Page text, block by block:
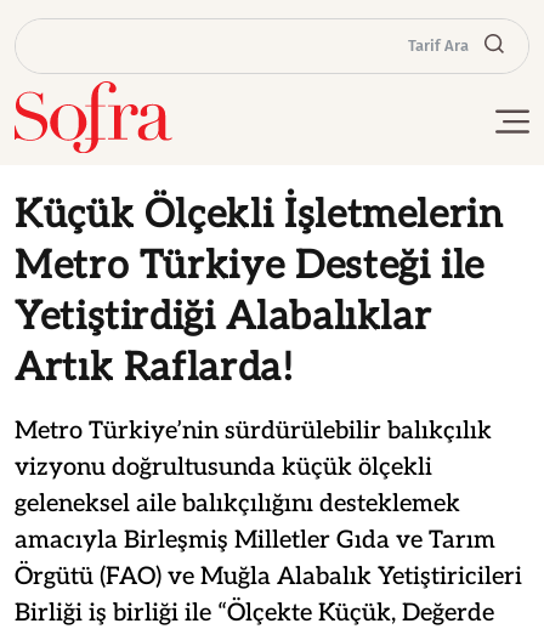
Tarif Ara
Küçük Ölçekli İşletmelerin
Metro Türkiye Desteği ile
Yetiştirdiği Alabalıklar
Artık Raflarda!
Metro Türkiye’nin sürdürülebilir balıkçılık
vizyonu doğrultusunda küçük ölçekli
geleneksel aile balıkçılığını desteklemek
amacıyla Birleşmiş Milletler Gıda ve Tarım
Örgütü (FAO) ve Muğla Alabalık Yetiştiricileri
Birliği iş birliği ile “Ölçekte Küçük, Değerde